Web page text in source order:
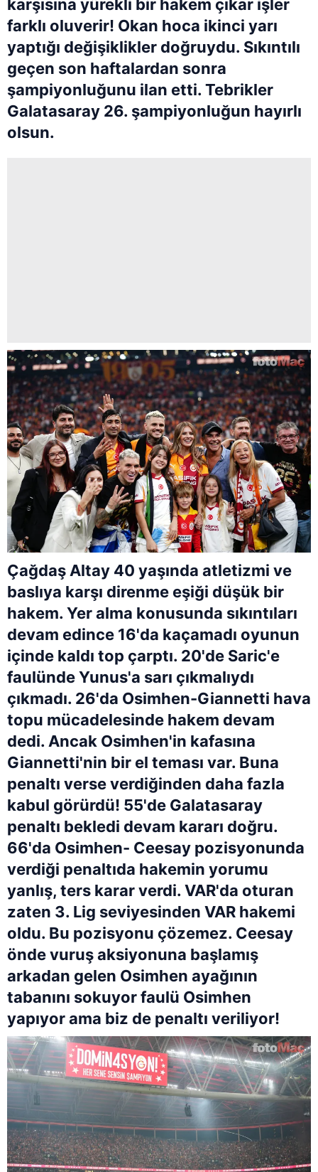
karşısına yürekli bir hakem çıkar işler
farklı oluverir! Okan hoca ikinci yarı
yaptığı değişiklikler doğruydu. Sıkıntılı
geçen son haftalardan sonra
şampiyonluğunu ilan etti. Tebrikler
Galatasaray 26. şampiyonluğun hayırlı
olsun.
Çağdaş Altay 40 yaşında atletizmi ve
baslıya karşı direnme eşiği düşük bir
hakem. Yer alma konusunda sıkıntıları
devam edince 16'da kaçamadı oyunun
içinde kaldı top çarptı. 20'de Saric'e
faulünde Yunus'a sarı çıkmalıydı
çıkmadı. 26'da Osimhen-Giannetti hava
topu mücadelesinde hakem devam
dedi. Ancak Osimhen'in kafasına
Giannetti'nin bir el teması var. Buna
penaltı verse verdiğinden daha fazla
kabul görürdü! 55'de Galatasaray
penaltı bekledi devam kararı doğru.
66'da Osimhen- Ceesay pozisyonunda
verdiği penaltıda hakemin yorumu
yanlış, ters karar verdi. VAR'da oturan
zaten 3. Lig seviyesinden VAR hakemi
oldu. Bu pozisyonu çözemez. Ceesay
önde vuruş aksiyonuna başlamış
arkadan gelen Osimhen ayağının
tabanını sokuyor faulü Osimhen
yapıyor ama biz de penaltı veriliyor!